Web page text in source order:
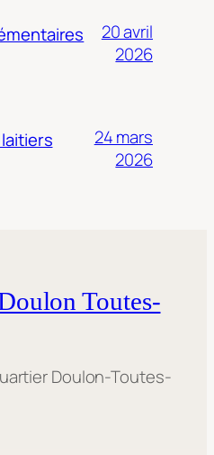
20 avril
2026
24 mars
2026
Toutes-
Doulon-Toutes-